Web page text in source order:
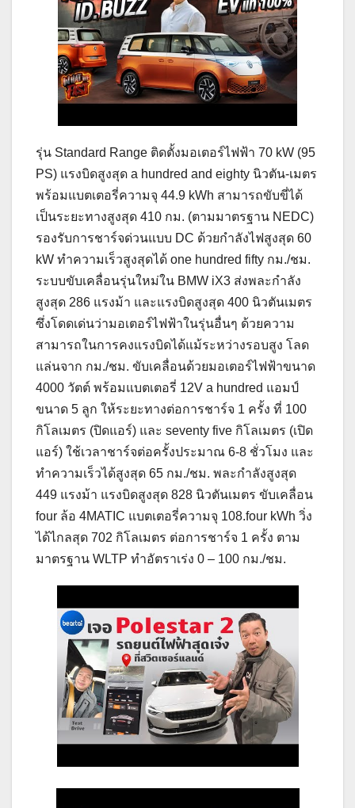
รุ่น Standard Range ติดตั้งมอเตอร์ไฟฟ้า 70 kW (95
PS) แรงบิดสูงสุด a hundred and eighty นิวตัน-เมตร
พร้อมแบตเตอรี่ความจุ 44.9 kWh สามารถขับขี่ได้
เป็นระยะทางสูงสุด 410 กม. (ตามมาตรฐาน NEDC)
รองรับการชาร์จด่วนแบบ DC ด้วยกำลังไฟสูงสุด 60
kW ทำความเร็วสูงสุดได้ one hundred fifty กม./ชม.
ระบบขับเคลื่อนรุ่นใหม่ใน BMW iX3 ส่งพละกำลัง
สูงสุด 286 แรงม้า และแรงบิดสูงสุด 400 นิวตันเมตร
ซึ่งโดดเด่นว่ามอเตอร์ไฟฟ้าในรุ่นอื่นๆ ด้วยความ
สามารถในการคงแรงบิดได้แม้ระหว่างรอบสูง โลด
แล่นจาก กม./ชม. ขับเคลื่อนด้วยมอเตอร์ไฟฟ้าขนาด
4000 วัตต์ พร้อมแบตเตอรี่ 12V a hundred แอมป์
ขนาด 5 ลูก ให้ระยะทางต่อการชาร์จ 1 ครั้ง ที่ 100
กิโลเมตร (ปิดแอร์) และ seventy five กิโลเมตร (เปิด
แอร์) ใช้เวลาชาร์จต่อครั้งประมาณ 6-8 ชั่วโมง และ
ทำความเร็วได้สูงสุด 65 กม./ชม. พละกำลังสูงสุด
449 แรงม้า แรงบิดสูงสุด 828 นิวตันเมตร ขับเคลื่อน
four ล้อ 4MATIC แบตเตอรี่ความจุ 108.four kWh วิ่ง
ได้ไกลสุด 702 กิโลเมตร ต่อการชาร์จ 1 ครั้ง ตาม
มาตรฐาน WLTP ทำอัตราเร่ง 0 – 100 กม./ชม.